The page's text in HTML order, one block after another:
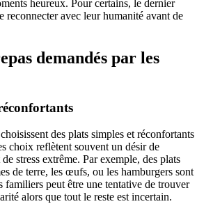
heureux. Pour certains, le dernier
reconnecter avec leur humanité avant de
demandés par les
des plats simples et réconfortants
choix reflètent souvent un désir de
stress extrême. Par exemple, des plats
de terre, les œufs, ou les hamburgers sont
familiers peut être une tentative de trouver
alors que tout le reste est incertain.